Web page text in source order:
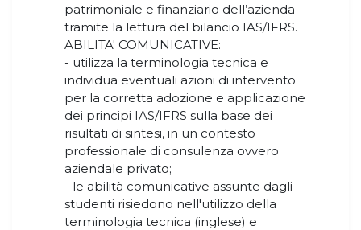
patrimoniale e finanziario dell’azienda
tramite la lettura del bilancio IAS/IFRS.
ABILITA' COMUNICATIVE:
- utilizza la terminologia tecnica e
individua eventuali azioni di intervento
per la corretta adozione e applicazione
dei principi IAS/IFRS sulla base dei
risultati di sintesi, in un contesto
professionale di consulenza ovvero
aziendale privato;
- le abilità comunicative assunte dagli
studenti risiedono nell'utilizzo della
terminologia tecnica (inglese) e